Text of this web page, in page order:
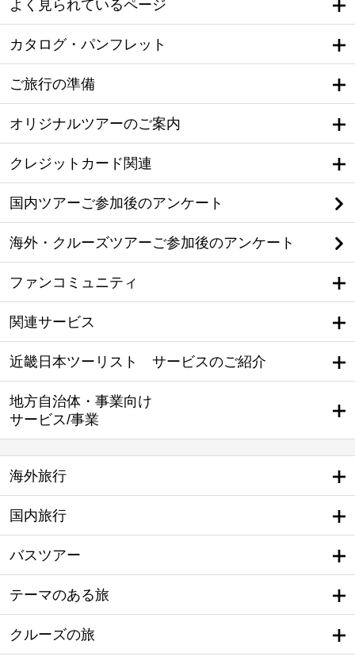
よく見られているページ
カタログ・パンフレット
ご旅行の準備
オリジナルツアーのご案内
クレジットカード関連
国内ツアーご参加後のアンケート
海外・クルーズツアーご参加後のアンケート
ファンコミュニティ
関連サービス
近畿日本ツーリスト サービスのご紹介
地方自治体・事業向け
サービス/事業
海外旅行
国内旅行
バスツアー
テーマのある旅
クルーズの旅